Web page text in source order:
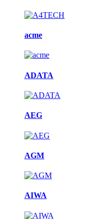
acme
ADATA
AEG
AGM
AIWA